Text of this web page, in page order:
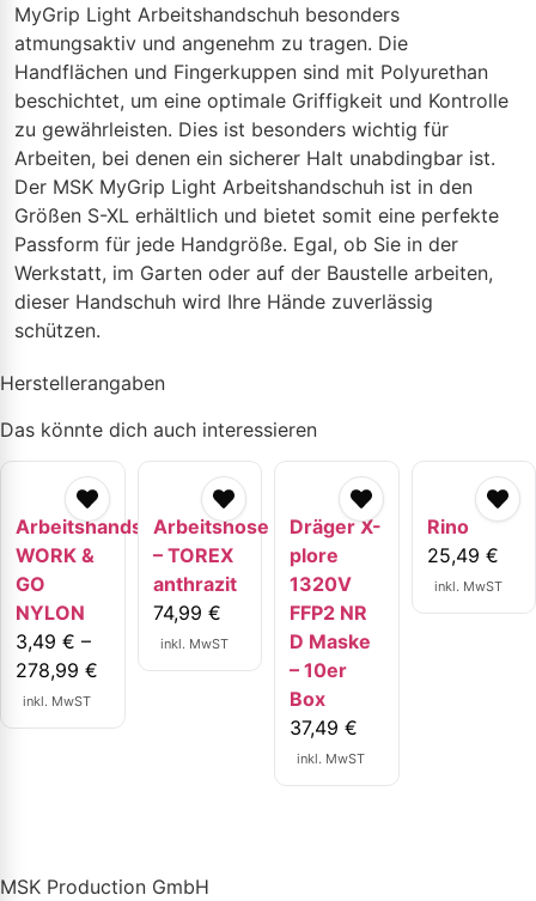
MyGrip Light Arbeitshandschuh besonders
atmungsaktiv und angenehm zu tragen. Die
Handflächen und Fingerkuppen sind mit Polyurethan
beschichtet, um eine optimale Griffigkeit und Kontrolle
zu gewährleisten. Dies ist besonders wichtig für
Arbeiten, bei denen ein sicherer Halt unabdingbar ist.
Der MSK MyGrip Light Arbeitshandschuh ist in den
Größen S-XL erhältlich und bietet somit eine perfekte
Passform für jede Handgröße. Egal, ob Sie in der
Werkstatt, im Garten oder auf der Baustelle arbeiten,
dieser Handschuh wird Ihre Hände zuverlässig
schützen.
Herstellerangaben
Das könnte dich auch interessieren
Arbeitshandschuhe
WORK &
GO
NYLON
3,49 € –
278,99 €
inkl. MwST
Arbeitshose
– TOREX
anthrazit
74,99 €
inkl. MwST
Dräger X-
plore
1320V
FFP2 NR
D Maske
– 10er
Box
37,49 €
inkl. MwST
Rino
25,49 €
inkl. MwST
MSK Production GmbH